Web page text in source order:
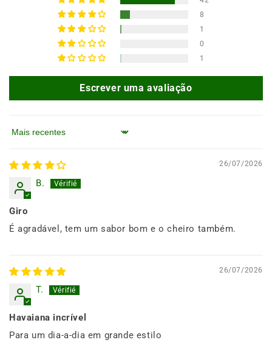
8
1
0
1
Escrever uma avaliação
Ordenar por
26/07/2026
B.
Giro
É agradável, tem um sabor bom e o cheiro também.
26/07/2026
T.
Havaiana incrível
Para um dia-a-dia em grande estilo